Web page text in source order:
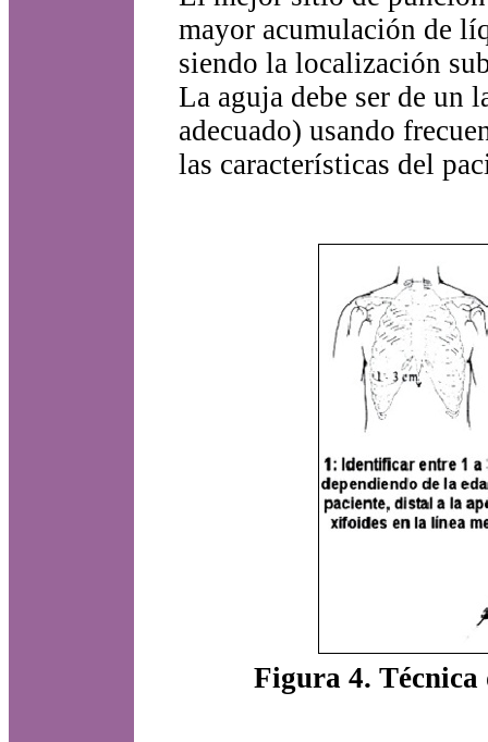
mayor acumulación de
siendo la localización
La aguja debe ser de un
adecuado) usando
las características del
Figura 4. Técnica